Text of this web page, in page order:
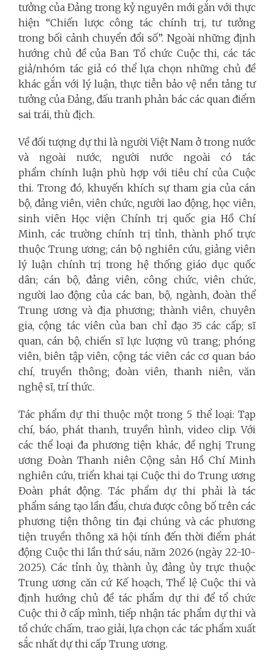
tưởng của Đảng trong kỷ nguyên mới gắn với thực
hiện “Chiến lược công tác chính trị, tư tưởng
trong bối cảnh chuyển đổi số”. Ngoài những định
hướng chủ đề của Ban Tổ chức Cuộc thi, các tác
giả/nhóm tác giả có thể lựa chọn những chủ đề
khác gắn với lý luận, thực tiễn bảo vệ nền tảng tư
tưởng của Đảng, đấu tranh phản bác các quan điểm
sai trái, thù địch.
Về đối tượng dự thi là người Việt Nam ở trong nước
và ngoài nước, người nước ngoài có tác
phẩm chính luận phù hợp với tiêu chí của Cuộc
thi. Trong đó, khuyến khích sự tham gia của cán
bộ, đảng viên, viên chức, người lao động, học viên,
sinh viên Học viện Chính trị quốc gia Hồ Chí
Minh, các trường chính trị tỉnh, thành phố trực
thuộc Trung ương; cán bộ nghiên cứu, giảng viên
lý luận chính trị trong hệ thống giáo dục quốc
dân; cán bộ, đảng viên, công chức, viên chức,
người lao động của các ban, bộ, ngành, đoàn thể
Trung ương và địa phương; thành viên, chuyên
gia, cộng tác viên của ban chỉ đạo 35 các cấp; sĩ
quan, cán bộ, chiến sĩ lực lượng vũ trang; phóng
viên, biên tập viên, cộng tác viên các cơ quan báo
chí, truyền thông; đoàn viên, thanh niên, văn
nghệ sĩ, trí thức.
Tác phẩm dự thi thuộc một trong 5 thể loại: Tạp
chí, báo, phát thanh, truyền hình, video clip. Với
các thể loại đa phương tiện khác, đề nghị Trung
ương Đoàn Thanh niên Cộng sản Hồ Chí Minh
nghiên cứu, triển khai tại Cuộc thi do Trung ương
Đoàn phát động. Tác phẩm dự thi phải là tác
phẩm sáng tạo lần đầu, chưa được công bố trên các
phương tiện thông tin đại chúng và các phương
tiện truyền thông xã hội tính đến thời điểm phát
động Cuộc thi lần thứ sáu, năm 2026 (ngày 22-10-
2025). Các tỉnh ủy, thành ủy, đảng ủy trực thuộc
Trung ương căn cứ Kế hoạch, Thể lệ Cuộc thi và
định hướng chủ đề tác phẩm dự thi để tổ chức
Cuộc thi ở cấp mình, tiếp nhận tác phẩm dự thi và
tổ chức chấm, trao giải, lựa chọn các tác phẩm xuất
sắc nhất dự thi cấp Trung ương.